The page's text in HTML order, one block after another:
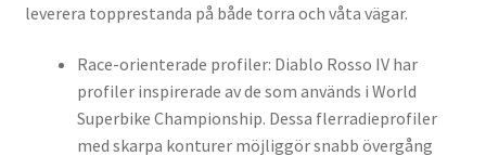
leverera topprestanda på både torra och våta vägar.
Race-orienterade profiler: Diablo Rosso IV har
profiler inspirerade av de som används i World
Superbike Championship. Dessa flerradieprofiler
med skarpa konturer möjliggör snabb övergång